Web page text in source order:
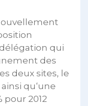
qui
des
deux sites, le
qu‘une
2012